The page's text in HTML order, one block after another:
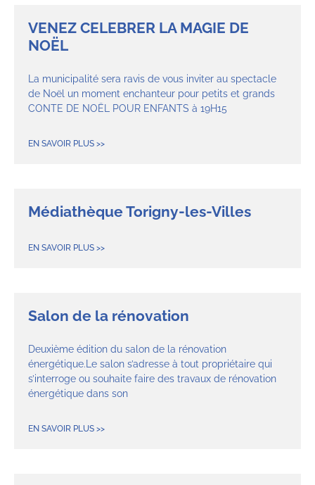
VENEZ CELEBRER LA MAGIE DE
NOËL
La municipalité sera ravis de vous inviter au spectacle
de Noël un moment enchanteur pour petits et grands
CONTE DE NOËL POUR ENFANTS à 19H15
EN SAVOIR PLUS >>
Médiathèque Torigny-les-Villes
EN SAVOIR PLUS >>
Salon de la rénovation
Deuxième édition du salon de la rénovation
énergétique.Le salon s’adresse à tout propriétaire qui
s’interroge ou souhaite faire des travaux de rénovation
énergétique dans son
EN SAVOIR PLUS >>